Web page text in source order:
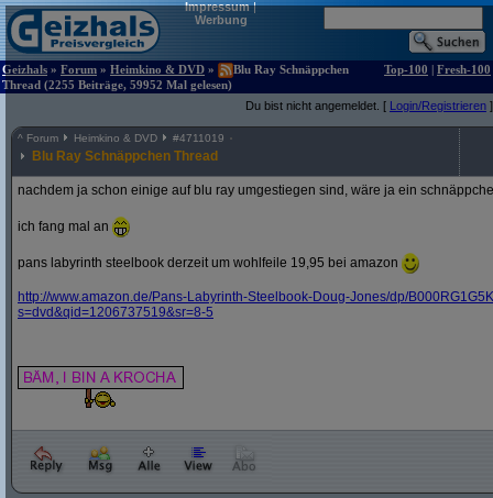
Impressum|
Werbung
Geizhals » Forum » Heimkino & DVD »
Blu Ray Schnäppchen
Thread (2255 Beiträge, 59952 Mal gelesen)
Top-100 | Fresh-100
Du bist nicht angemeldet. [ Login/Registrieren ]
^ Forum Heimkino & DVD #4711019
Blu Ray Schnäppchen Thread
nachdem ja schon einige auf blu ray umgestiegen sind, wäre ja ein
ich fang mal an
pans labyrinth steelbook derzeit um wohlfeile 19,95 bei amazon
http://www.amazon.de/Pans-Labyrinth-Steelbook-Doug-Jones/dp/
s=dvd&qid=1206737519&sr=8-5